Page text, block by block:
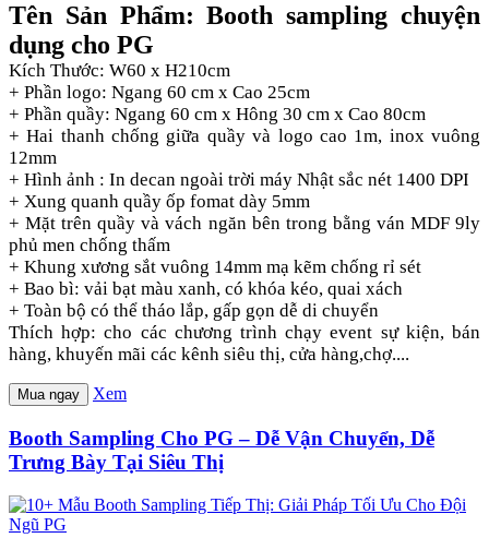
Tên Sản Phẩm: Booth sampling chuyện
dụng cho PG
Kích Thước: W60 x H210cm
+ Phần logo: Ngang 60 cm x Cao 25cm
+ Phần quầy: Ngang 60 cm x Hông 30 cm x Cao 80cm
+ Hai thanh chống giữa quầy và logo cao 1m, inox vuông
12mm
+ Hình ảnh : In decan ngoài trời máy Nhật sắc nét 1400 DPI
+ Xung quanh quầy ốp fomat dày 5mm
+ Mặt trên quầy và vách ngăn bên trong bằng ván MDF 9ly
phủ men chống thấm
+ Khung xương sắt vuông 14mm mạ kẽm chống rỉ sét
+ Bao bì: vải bạt màu xanh, có khóa kéo, quai xách
+ Toàn bộ có thể tháo lắp, gấp gọn dễ di chuyển
Thích hợp: cho các chương trình chạy event sự kiện, bán
hàng, khuyến mãi các kênh siêu thị, cửa hàng,chợ....
Mua ngay Xem
Booth Sampling Cho PG – Dễ Vận Chuyển, Dễ
Trưng Bày Tại Siêu Thị